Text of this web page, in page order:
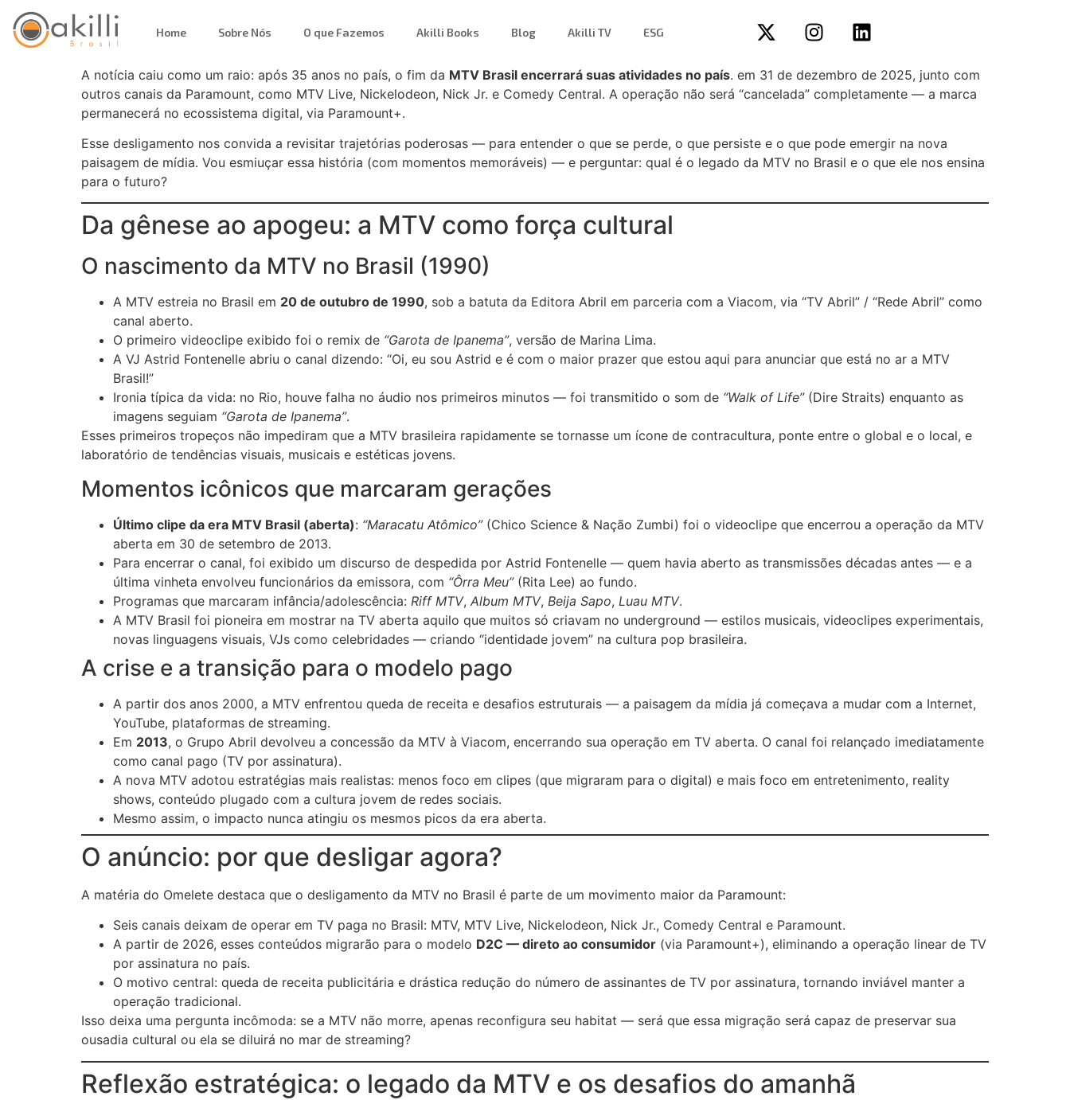
Home Sobre Nós O que Fazemos Akilli Books Blog Akilli TV ESG
A notícia caiu como um raio: após 35 anos no país, o fim da MTV Brasil encerrará suas atividades no país. em 31 de dezembro de 2025, junto com
outros canais da Paramount, como MTV Live, Nickelodeon, Nick Jr. e Comedy Central. A operação não será “cancelada” completamente — a marca
permanecerá no ecossistema digital, via Paramount+.
Esse desligamento nos convida a revisitar trajetórias poderosas — para entender o que se perde, o que persiste e o que pode emergir na nova
paisagem de mídia. Vou esmiuçar essa história (com momentos memoráveis) — e perguntar: qual é o legado da MTV no Brasil e o que ele nos ensina
para o futuro?
Da gênese ao apogeu: a MTV como força cultural
O nascimento da MTV no Brasil (1990)
A MTV estreia no Brasil em 20 de outubro de 1990, sob a batuta da Editora Abril em parceria com a Viacom, via “TV Abril” / “Rede Abril” como
canal aberto.
O primeiro videoclipe exibido foi o remix de “Garota de Ipanema”, versão de Marina Lima.
A VJ Astrid Fontenelle abriu o canal dizendo: “Oi, eu sou Astrid e é com o maior prazer que estou aqui para anunciar que está no ar a MTV
Brasil!”
Ironia típica da vida: no Rio, houve falha no áudio nos primeiros minutos — foi transmitido o som de “Walk of Life”(Dire Straits) enquanto as
imagens seguiam “Garota de Ipanema”.
Esses primeiros tropeços não impediram que a MTV brasileira rapidamente se tornasse um ícone de contracultura, ponte entre o global e o local, e
laboratório de tendências visuais, musicais e estéticas jovens.
Momentos icônicos que marcaram gerações
Último clipe da era MTV Brasil (aberta): “Maracatu Atômico”(Chico Science & Nação Zumbi) foi o videoclipe que encerrou a operação da MTV
aberta em 30 de setembro de 2013.
Para encerrar o canal, foi exibido um discurso de despedida por Astrid Fontenelle — quem havia aberto as transmissões décadas antes — e a
última vinheta envolveu funcionários da emissora, com “Ôrra Meu”(Rita Lee) ao fundo.
Programas que marcaram infância/adolescência: Riff MTV, Album MTV, Beija Sapo, Luau MTV.
A MTV Brasil foi pioneira em mostrar na TV aberta aquilo que muitos só criavam no underground — estilos musicais, videoclipes experimentais,
novas linguagens visuais, VJs como celebridades — criando “identidade jovem” na cultura pop brasileira.
A crise e a transição para o modelo pago
A partir dos anos 2000, a MTV enfrentou queda de receita e desafios estruturais — a paisagem da mídia já começava a mudar com a Internet,
YouTube, plataformas de streaming.
Em 2013, o Grupo Abril devolveu a concessão da MTV à Viacom, encerrando sua operação em TV aberta. O canal foi relançado imediatamente
como canal pago (TV por assinatura).
A nova MTV adotou estratégias mais realistas: menos foco em clipes (que migraram para o digital) e mais foco em entretenimento, reality
shows, conteúdo plugado com a cultura jovem de redes sociais.
Mesmo assim, o impacto nunca atingiu os mesmos picos da era aberta.
O anúncio: por que desligar agora?
A matéria do Omelete destaca que o desligamento da MTV no Brasil é parte de um movimento maior da Paramount:
Seis canais deixam de operar em TV paga no Brasil: MTV, MTV Live, Nickelodeon, Nick Jr., Comedy Central e Paramount.
A partir de 2026, esses conteúdos migrarão para o modelo D2C — direto ao consumidor (via Paramount+), eliminando a operação linear de TV
por assinatura no país.
O motivo central: queda de receita publicitária e drástica redução do número de assinantes de TV por assinatura, tornando inviável manter a
operação tradicional.
Isso deixa uma pergunta incômoda: se a MTV não morre, apenas reconfigura seu habitat — será que essa migração será capaz de preservar sua
ousadia cultural ou ela se diluirá no mar de streaming?
Reflexão estratégica: o legado da MTV e os desafios do amanhã